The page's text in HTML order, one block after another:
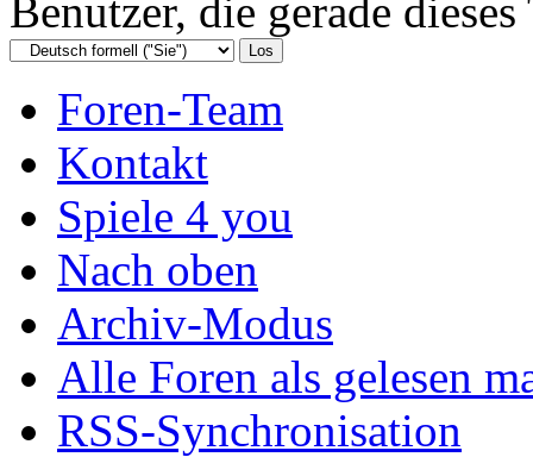
Benutzer, die gerade
Foren-Team
Kontakt
Spiele 4 you
Nach oben
Archiv-Modus
Alle Foren als gelesen
RSS-Synchronisation